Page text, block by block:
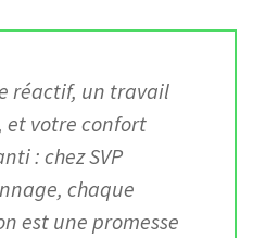
réactif, un travail
et votre confort
: chez SVP
chaque
est une promesse